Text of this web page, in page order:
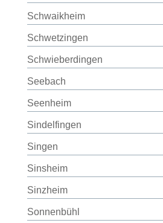
Schwaikheim
Schwetzingen
Schwieberdingen
Seebach
Seenheim
Sindelfingen
Singen
Sinsheim
Sinzheim
Sonnenbühl